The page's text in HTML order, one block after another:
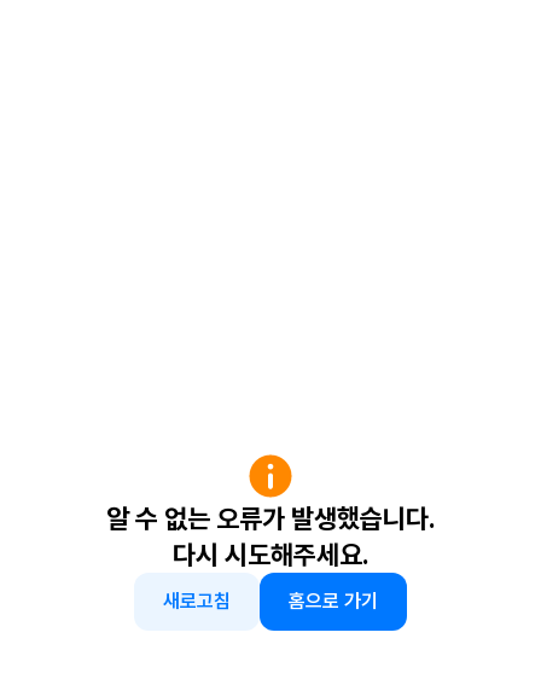
알 수 없는 오류가 발생했습니다.
다시 시도해주세요.
새로고침 홈으로 가기